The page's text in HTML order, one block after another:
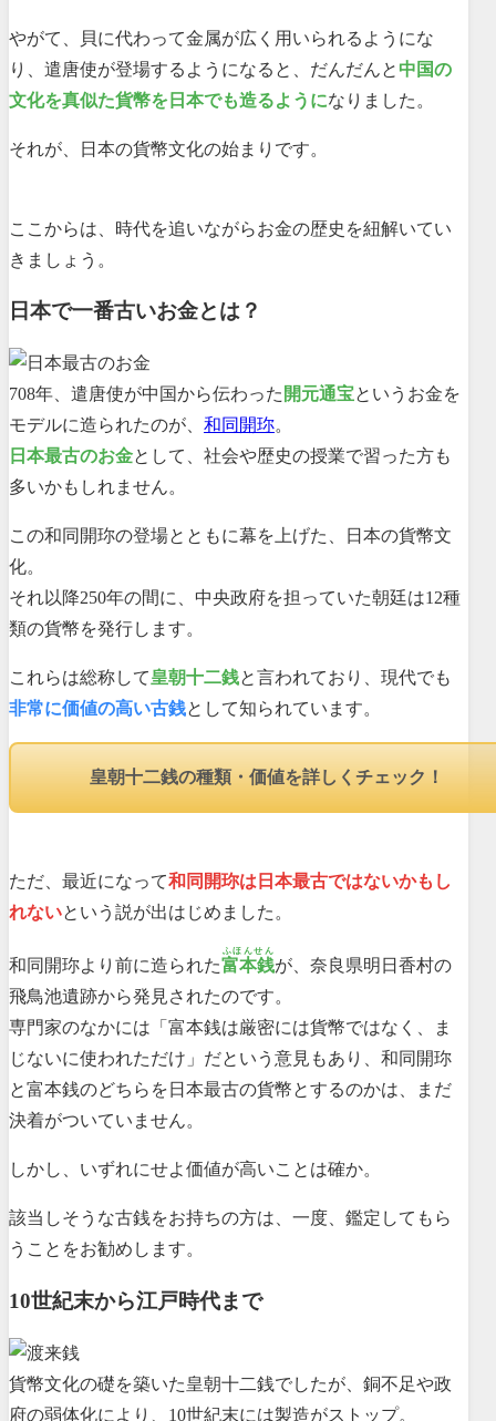
やがて、貝に代わって金属が広く用いられるようにな
り、遣唐使が登場するようになると、だんだんと 中国の
文化を真似た貨幣を日本でも造るようになりました。
それが、日本の貨幣文化の始まりです。
ここからは、時代を追いながらお金の歴史を紐解いてい
きましょう。
日本で一番古いお金とは？
708年、遣唐使が中国から伝わった 開元通宝というお金を
モデルに造られたのが、 和同開珎。
日本最古のお金として、社会や歴史の授業で習った方も
多いかもしれません。
この和同開珎の登場とともに幕を上げた、日本の貨幣文
化。
それ以降250年の間に、中央政府を担っていた朝廷は12種
類の貨幣を発行します。
これらは総称して皇朝十二銭と言われており、現代でも
非常に価値の高い古銭として知られています。
皇朝十二銭の種類・価値を詳しくチェック！
ただ、最近になって和同開珎は日本最古ではないかもし
れないという説が出はじめました。
和同開珎より前に造られた富本銭
ふほんせん
が、奈良県明日香村の
飛鳥池遺跡から発見されたのです。
専門家のなかには「富本銭は厳密には貨幣ではなく、ま
じないに使われただけ」だという意見もあり、和同開珎
と富本銭のどちらを日本最古の貨幣とするのかは、まだ
決着がついていません。
しかし、いずれにせよ価値が高いことは確か。
該当しそうな古銭をお持ちの方は、一度、鑑定してもら
うことをお勧めします。
10世紀末から江戸時代まで
貨幣文化の礎を築いた皇朝十二銭でしたが、銅不足や政
府の弱体化により、10世紀末には製造がストップ。